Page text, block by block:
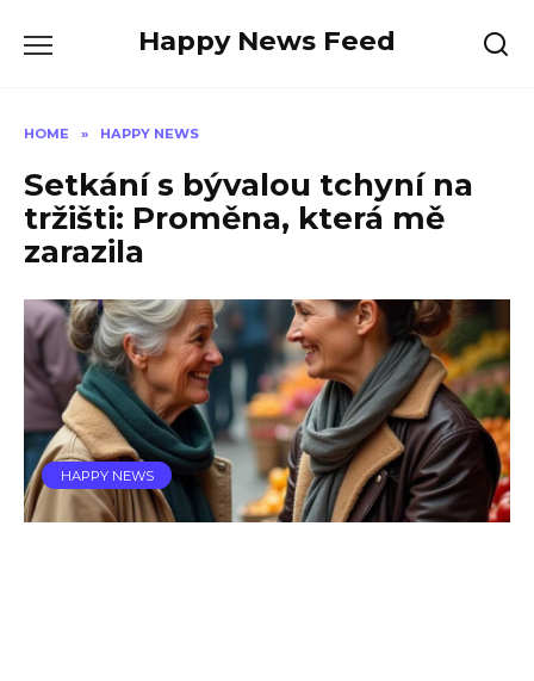
Happy News Feed
HOME » HAPPY NEWS
Setkání s bývalou tchyní na
tržišti: Proměna, která mě
zarazila
HAPPY NEWS